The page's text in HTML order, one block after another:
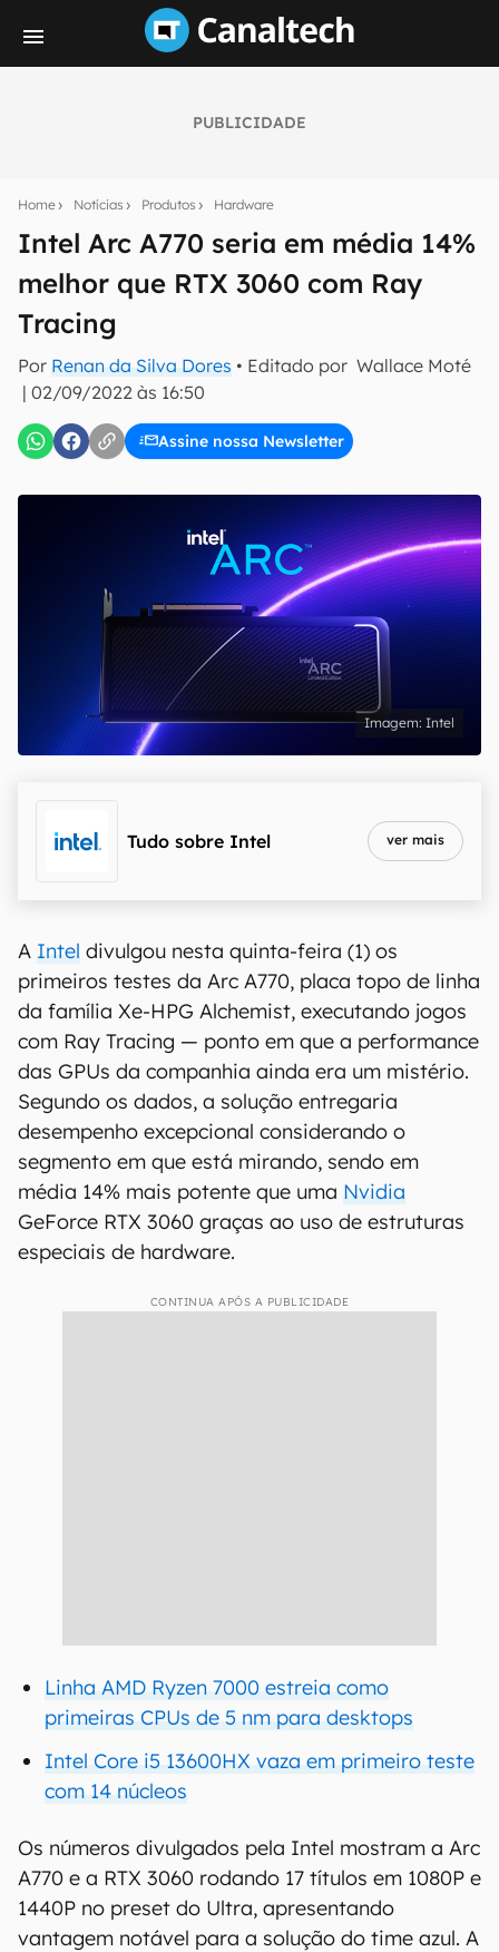
PUBLICIDADE
Home Notícias Produtos Hardware
Intel Arc A770 seria em média 14%
melhor que RTX 3060 com Ray
Tracing
Por Renan da Silva Dores • Editado por Wallace Moté
| 02/09/2022 às 16:50
Assine nossa Newsletter
notícias e reviews sobre tecnologia em primeira
mão.
E-mail
inscreva-se
Confirmo que li, aceito e concordo com os Termos de
Uso e Política de Privacidade do Canaltech.
Intel
Tudo sobre Intel ver mais
A Intel divulgou nesta quinta-feira (1) os
primeiros testes da Arc A770, placa topo de linha
da família Xe-HPG Alchemist, executando jogos
com Ray Tracing — ponto em que a performance
das GPUs da companhia ainda era um mistério.
Segundo os dados, a solução entregaria
desempenho excepcional considerando o
segmento em que está mirando, sendo em
média 14% mais potente que uma Nvidia
GeForce RTX 3060 graças ao uso de estruturas
especiais de hardware.
CONTINUA APÓS A PUBLICIDADE
Linha AMD Ryzen 7000 estreia como
primeiras CPUs de 5 nm para desktops
Intel Core i5 13600HX vaza em primeiro teste
com 14 núcleos
Os números divulgados pela Intel mostram a Arc
A770 e a RTX 3060 rodando 17 títulos em 1080P e
1440P no preset do Ultra, apresentando
vantagem notável para a solução do time azul. A